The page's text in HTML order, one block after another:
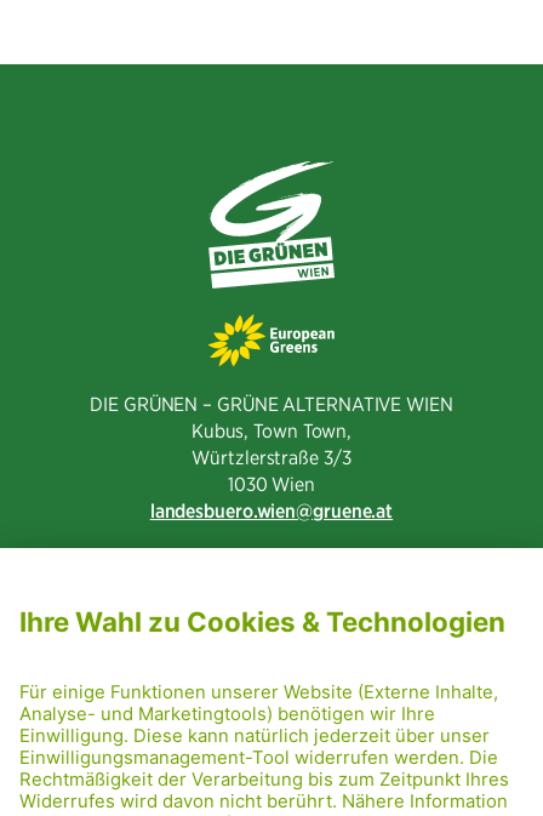
DIE GRÜNEN – GRÜNE ALTERNATIVE WIEN
Kubus, Town Town,
Würtzlerstraße 3/3​
1030 Wien
landesbuero.wien
gruene.at
PRESSE
GRÜNE RADRETTUNG
FRIDAY NIGHTSKATING
NETIQUETTE